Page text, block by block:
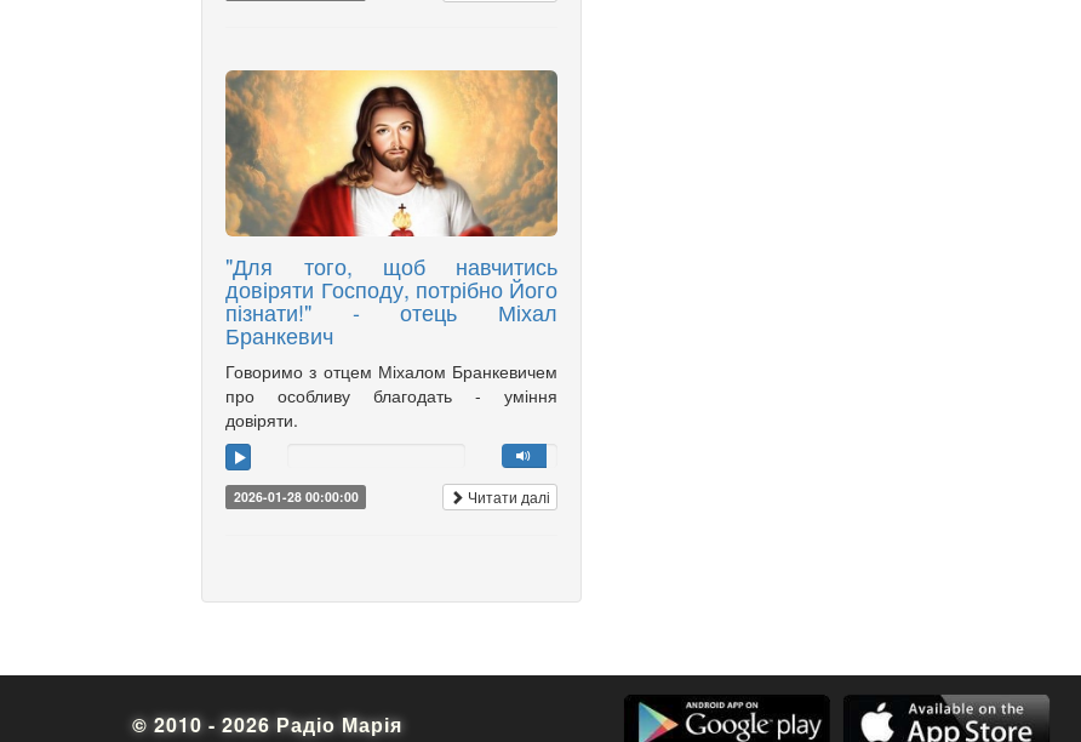
"Для того, щоб навчитись
довіряти Господу, потрібно Його
пізнати!" - отець Міхал
Бранкевич
Говоримо з отцем Міхалом Бранкевичем
про особливу благодать - уміння
довіряти.
2026-01-28 00:00:00 Читати далі
© 2010 - 2026 Радіо Марія